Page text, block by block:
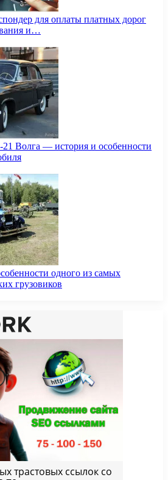
для оплаты платных дорог
и…
Волга — история и особенности
одного из самых
грузовиков